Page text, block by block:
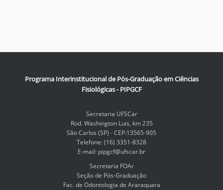
Programa Interinstitucional de Pós-Graduação em Ciências
Fisiológicas - PIPGCF
Secretaria UFSCar
Rod. Washington Luis, km 235
São Carlos (SP) - CEP:13565-905
Telefone: (16) 3351-8328
E-mail: pipgcf@ufscar.br
Secretaria FOAr
Seção de Pós-Graduação
Fac. de Odontologia de Araraquara